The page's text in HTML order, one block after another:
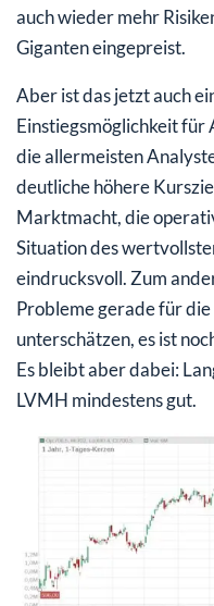
auch wieder mehr
Giganten eingepreist.
Aber ist das jetzt auch
Einstiegsmöglichkeit für
die allermeisten
deutliche höhere
Marktmacht, die
Situation des
eindrucksvoll. Zum
Probleme gerade für
unterschätzen, es ist
Es bleibt aber dabei:
LVMH mindestens gut.